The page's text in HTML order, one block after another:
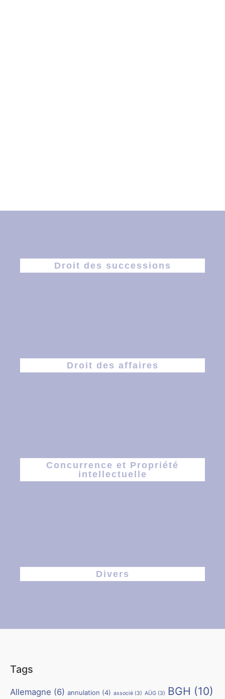
Droit des successions
Droit des affaires
Concurrence et Propriété
intellectuelle
Divers
Tags
Allemagne (6) annulation (4) associé (3) AÜG (3) BGH (10)